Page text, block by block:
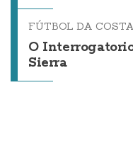
FÚTBOL DA
O
Sierra